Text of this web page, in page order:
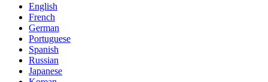
English
French
German
Portuguese
Spanish
Russian
Japanese